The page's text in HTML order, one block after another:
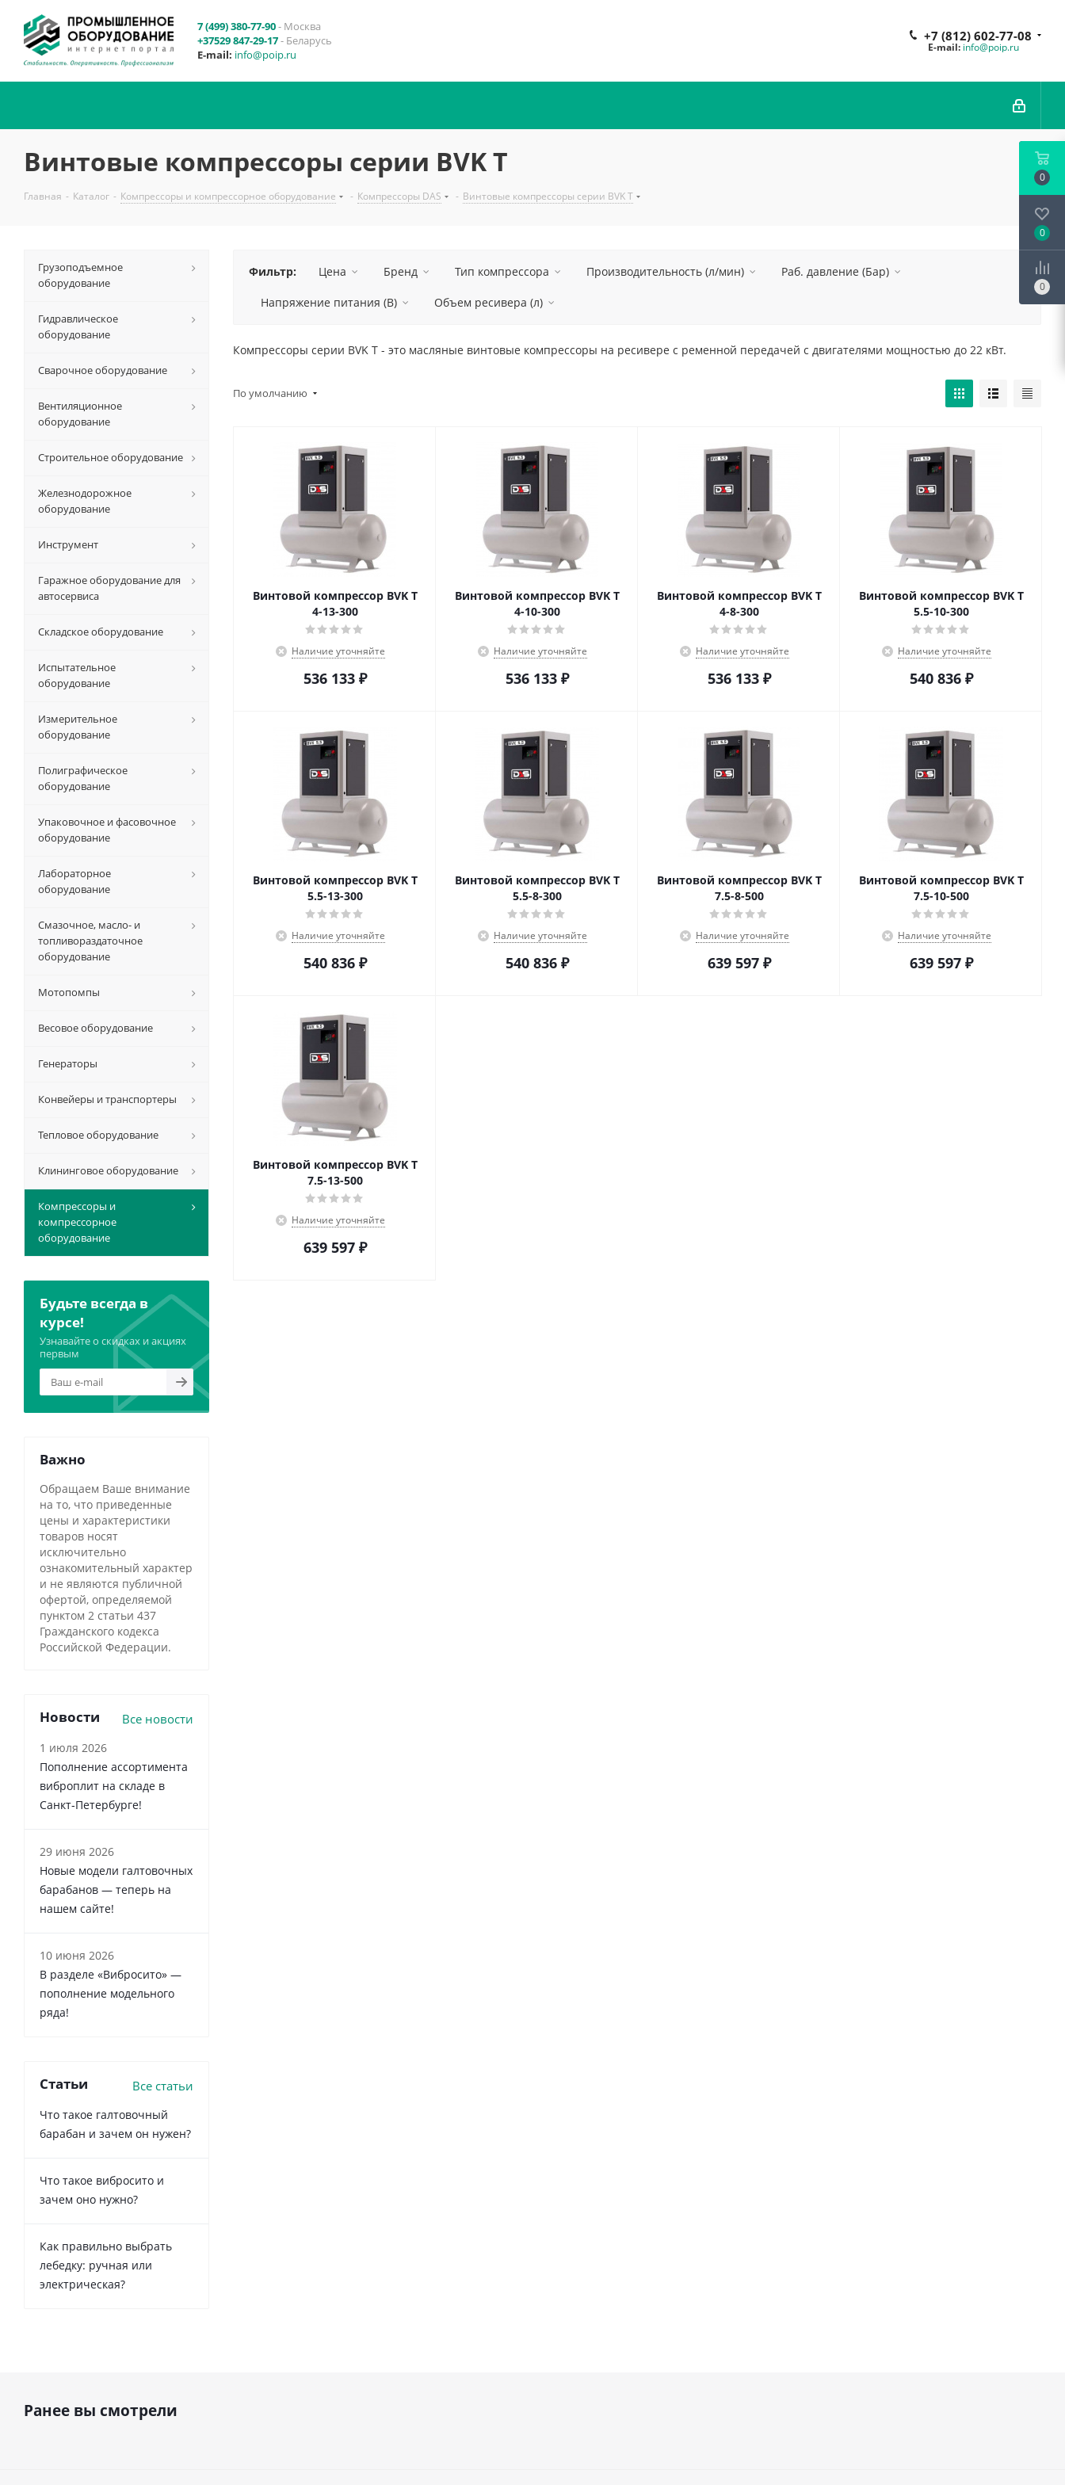
7 (499) 380-77-90- Москва
+37529 847-29-17- Беларусь
E-mail: info@poip.ru
+7 (812) 602-77-08
E-mail: info@poip.ru
Винтовые компрессоры серии BVK T
Главная - Каталог - Компрессоры и компрессорное оборудование - Компрессоры DAS - Винтовые компрессоры серии BVK T
Фильтр: Цена Бренд Тип компрессора Производительность (л/мин) Раб. давление (Бар)
Напряжение питания (В) Объем ресивера (л)
Компрессоры серии BVK T - это масляные винтовые компрессоры на ресивере с ременной передачей с двигателями мощностью до 22 кВт.
По умолчанию
Винтовой компрессор BVK T
4-13-300
Наличие уточняйте
536 133₽
Винтовой компрессор BVK T
4-10-300
Наличие уточняйте
536 133₽
Винтовой компрессор BVK T
4-8-300
Наличие уточняйте
536 133₽
Винтовой компрессор BVK T
5.5-10-300
Наличие уточняйте
540 836₽
Винтовой компрессор BVK T
5.5-13-300
Наличие уточняйте
540 836₽
Винтовой компрессор BVK T
5.5-8-300
Наличие уточняйте
540 836₽
Винтовой компрессор BVK T
7.5-8-500
Наличие уточняйте
639 597₽
Винтовой компрессор BVK T
7.5-10-500
Наличие уточняйте
639 597₽
Винтовой компрессор BVK T
7.5-13-500
Наличие уточняйте
639 597₽
Грузоподъемное
оборудование
Гидравлическое
оборудование
Сварочное оборудование
Вентиляционное
оборудование
Строительное оборудование
Железнодорожное
оборудование
Инструмент
Гаражное оборудование для
автосервиса
Складское оборудование
Испытательное
оборудование
Измерительное
оборудование
Полиграфическое
оборудование
Упаковочное и фасовочное
оборудование
Лабораторное
оборудование
Смазочное, масло- и
топливораздаточное
оборудование
Мотопомпы
Весовое оборудование
Генераторы
Конвейеры и транспортеры
Тепловое оборудование
Клининговое оборудование
Компрессоры и
компрессорное
оборудование
Будьте всегда в
курсе!
Узнавайте о скидках и акциях
первым
Важно
Обращаем Ваше внимание
на то, что приведенные
цены и характеристики
товаров носят
исключительно
ознакомительный характер
и не являются публичной
офертой, определяемой
пунктом 2 статьи 437
Гражданского кодекса
Российской Федерации.
Новости Все новости
1 июля 2026
Пополнение ассортимента
виброплит на складе в
Санкт‑Петербурге!
29 июня 2026
Новые модели галтовочных
барабанов — теперь на
нашем сайте!
10 июня 2026
В разделе «Вибросито» —
пополнение модельного
ряда!
Статьи Все статьи
Что такое галтовочный
барабан и зачем он нужен?
Что такое вибросито и
зачем оно нужно?
Как правильно выбрать
лебедку: ручная или
электрическая?
Ранее вы смотрели
0
0
0